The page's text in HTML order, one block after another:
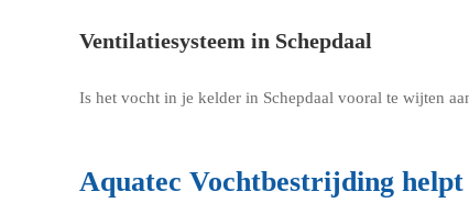
Ventilatiesysteem in Schepdaal
Is het vocht in je kelder in Schepdaal vooral te wijten
Aquatec Vochtbestrijding